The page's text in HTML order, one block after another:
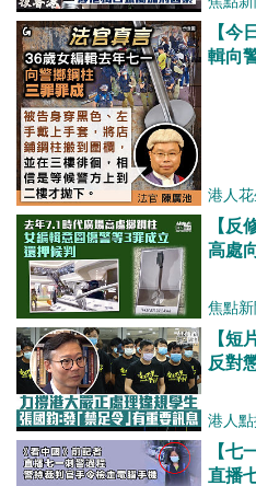
【今
輯向
港人花
【反
高處
焦點新
【短
反對
息、
港人
【七
直播